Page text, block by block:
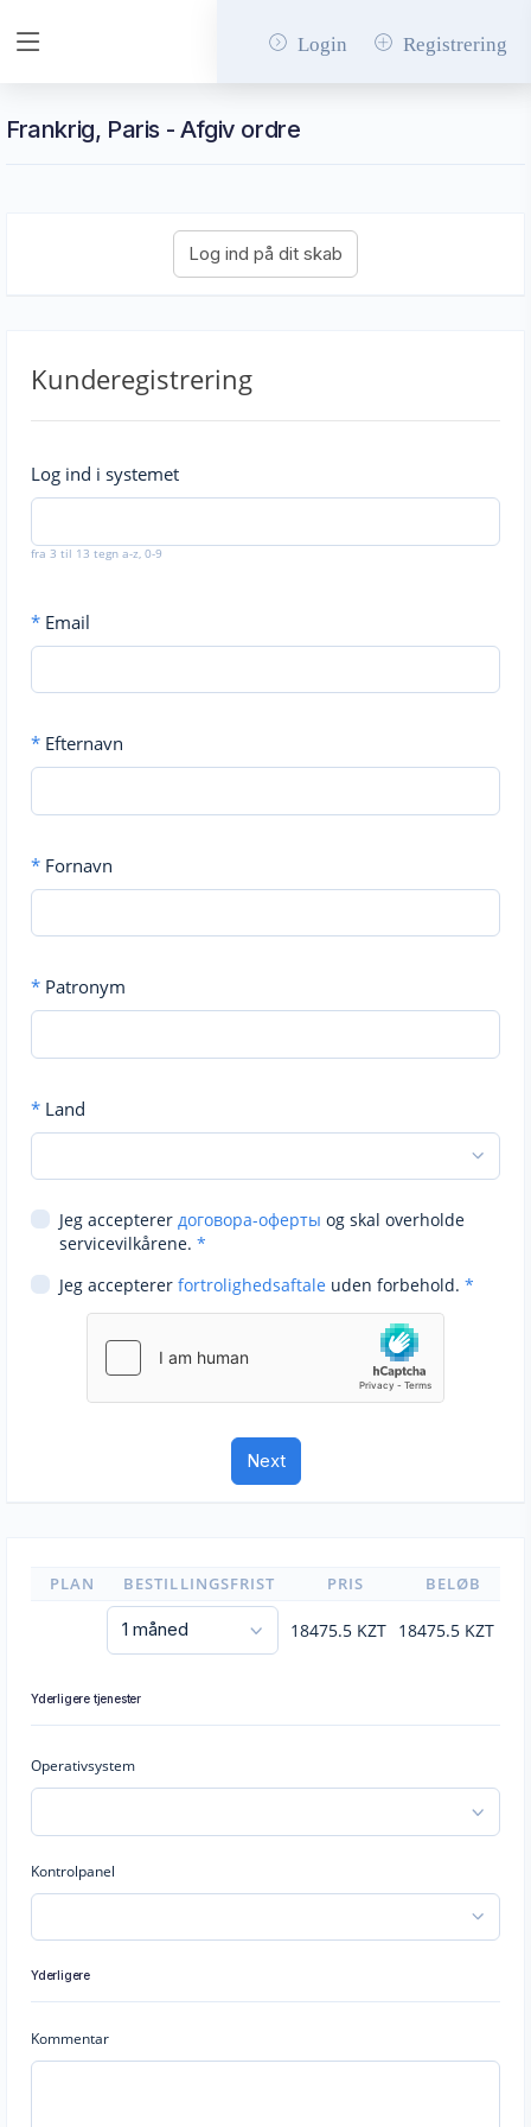
Login Registrering
Frankrig, Paris - Afgiv ordre
Kunderegistrering
Log ind i systemet
fra 3 til 13 tegn a-z, 0-9
* Email
* Efternavn
* Fornavn
* Patronym
* Land
Jeg accepterer договора-оферты og skal overholde
servicevilkårene. *
Jeg accepterer fortrolighedsaftale uden forbehold. *
PLAN BESTILLINGSFRIST PRIS BELØB
18475.5 KZT 18475.5 KZT
Yderligere tjenester
Operativsystem
Kontrolpanel
Yderligere
Kommentar